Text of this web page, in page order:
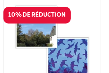
10% DE RÉDUCTION